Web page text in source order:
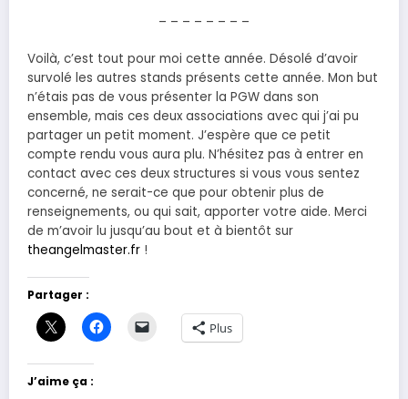
– – – – – – – –
Voilà, c’est tout pour moi cette année. Désolé d’avoir
survolé les autres stands présents cette année. Mon but
n’étais pas de vous présenter la PGW dans son
ensemble, mais ces deux associations avec qui j’ai pu
partager un petit moment. J’espère que ce petit
compte rendu vous aura plu. N’hésitez pas à entrer en
contact avec ces deux structures si vous vous sentez
concerné, ne serait-ce que pour obtenir plus de
renseignements, ou qui sait, apporter votre aide. Merci
de m’avoir lu jusqu’au bout et à bientôt sur
theangelmaster.fr !
Partager :
Plus
J’aime ça :